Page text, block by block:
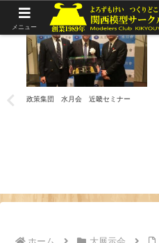
リポート
政策集団 水月会 近畿セミナー
メニュー